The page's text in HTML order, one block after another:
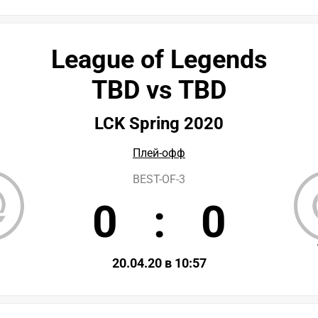
League of Legends
TBD vs TBD
LCK Spring 2020
Плей-офф
BEST-OF-3
0 : 0
20.04.20 в 10:57